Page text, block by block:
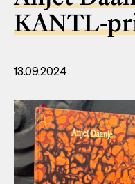
KANTL-
13.09.2024